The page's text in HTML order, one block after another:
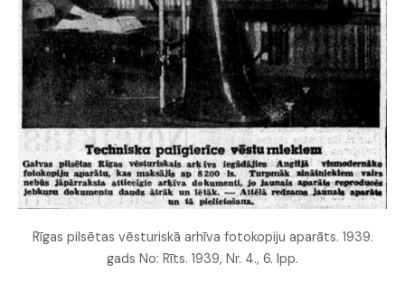
Rīgas pilsētas vēsturiskā arhīva fotokopiju aparāts. 1939.
gads No: Rīts. 1939, Nr. 4., 6. lpp.